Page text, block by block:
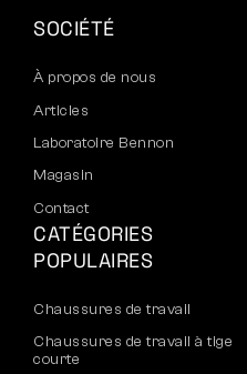
SOCIÉTÉ
À propos de nous
Articles
Laboratoire Bennon
Magasin
Contact
CATÉGORIES
POPULAIRES
Chaussures de travail
Chaussures de travail à tige
courte